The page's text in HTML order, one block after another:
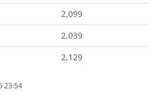
2,099
2,039
2,129
23:54